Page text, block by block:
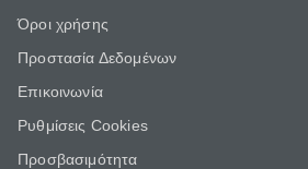
Όροι χρήσης
Προστασία Δεδομένων
Επικοινωνία
Ρυθμίσεις Cookies
Προσβασιμότητα